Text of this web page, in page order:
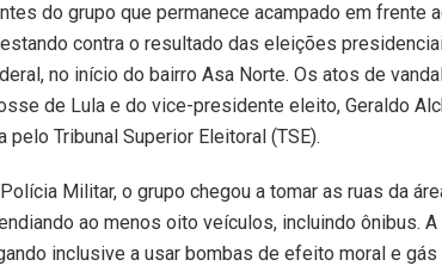
do grupo que permanece acampado em frente
contra o resultado das eleições
no início do bairro Asa Norte. Os atos de
de Lula e do vice-presidente eleito, Geraldo
pelo Tribunal Superior Eleitoral (TSE).
Militar, o grupo chegou a tomar as ruas da
ao menos oito veículos, incluindo ônibus.
inclusive a usar bombas de efeito moral e